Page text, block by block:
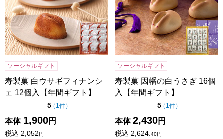
ソーシャルギフト
寿製菓 白ウサギフィナンシ
ェ 12個入【年間ギフト】
5点（5点満点中）
（ 1件の評価
）
本体 1,900円
税込 2,052円
ソーシャルギフト
寿製菓 因幡の白うさぎ 16個
入【年間ギフト】
5点（5点満点中）
（ 1件の評価
）
本体 2,430円
税込 2,624. 40円